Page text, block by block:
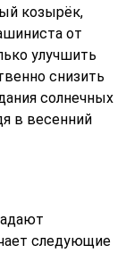
козырёк,
от
улучшить
снизить
солнечных
в весенний
следующие